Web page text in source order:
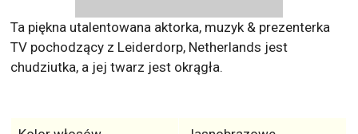
Ta piękna utalentowana aktorka, muzyk & prezenterka
TV pochodzący z Leiderdorp, Netherlands jest
chudziutka, a jej twarz jest okrągła.